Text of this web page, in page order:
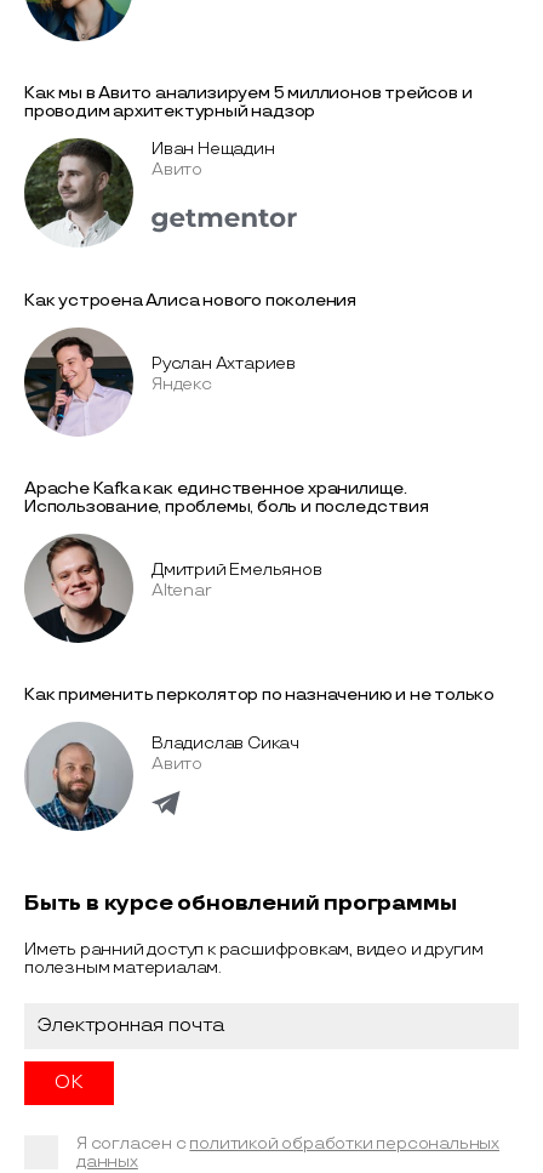
Как мы в Авито анализируем 5 миллионов трейсов и
проводим архитектурный надзор
Иван Нещадин
Авито
Как устроена Алиса нового поколения
Руслан Ахтариев
Яндекс
Apache Kafka как единственное хранилище.
Использование, проблемы, боль и последствия
Дмитрий Емельянов
Altenar
Как применить перколятор по назначению и не только
Владислав Сикач
Авито
Быть в курсе обновлений программы
Иметь ранний доступ к расшифровкам, видео и другим
полезным материалам.
Я согласен с политикой обработки персональных
данных